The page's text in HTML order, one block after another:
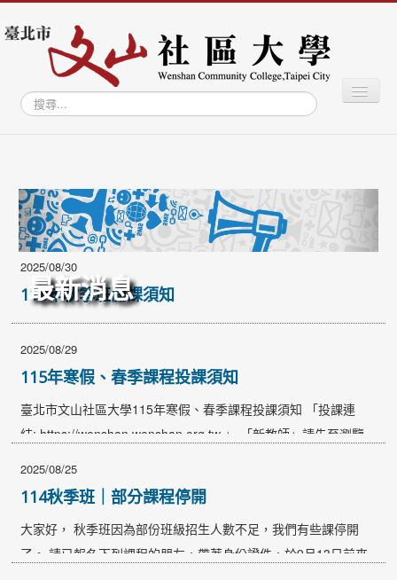
搜
尋...
切
換
學習專區
學員專區
文山學資訊網
文山智庫
最新消息
2025/08/30
114年秋季班開課須知
2025/08/29
115年寒假、春季課程投課須知
臺北市文山社區大學115年寒假、春季課程投課須知 「投課連
結: https://wenshan.wenshan.org.tw 」 「新教師」請先至瀏覽
色、教師教學應注意配合之重要內容。 本校僅提供線上收課系
統，不接受E-mail及書面資料，敬請教師於系統內投課。 投課及
課程審查流程圖：https://bit.ly/3OYzMxg 115年寒假、春季課程
開放投課時間為：114年9月01日至9月30日止，逾時不候。 投遞
2025/08/25
114秋季班｜部分課程停開
大家好， 秋季班因為部份班級招生人數不足，我們有些課停開
了。 請已報名下列課程的朋友，帶著身份證件，於9月13日前來